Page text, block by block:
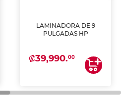
LAMINADORA DE 9
PULGADAS HP
₡39,990.00